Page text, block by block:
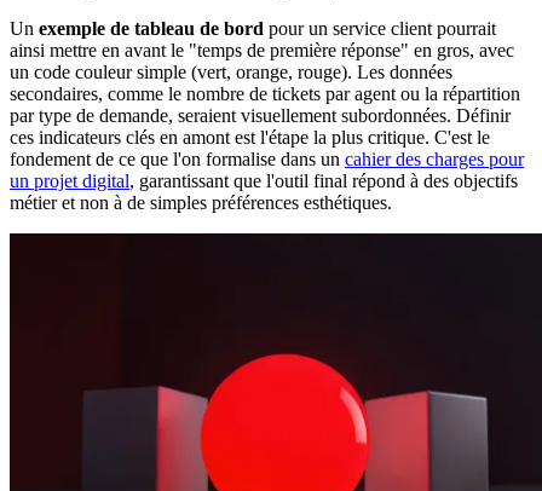
Un exemple de tableau de bord pour un service client pourrait
ainsi mettre en avant le "temps de première réponse" en gros, avec
un code couleur simple (vert, orange, rouge). Les données
secondaires, comme le nombre de tickets par agent ou la répartition
par type de demande, seraient visuellement subordonnées. Définir
ces indicateurs clés en amont est l'étape la plus critique. C'est le
fondement de ce que l'on formalise dans un cahier des charges pour
un projet digital, garantissant que l'outil final répond à des objectifs
métier et non à de simples préférences esthétiques.